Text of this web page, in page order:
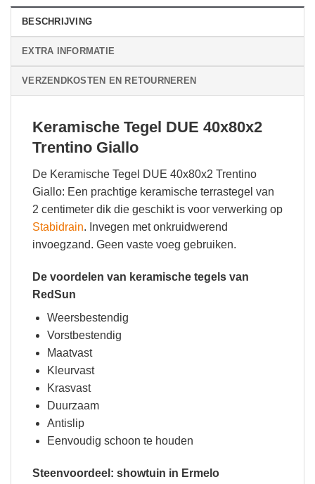
BESCHRIJVING
EXTRA INFORMATIE
VERZENDKOSTEN EN RETOURNEREN
Keramische Tegel DUE 40x80x2
Trentino Giallo
De Keramische Tegel DUE 40x80x2 Trentino
Giallo: Een prachtige keramische terrastegel van
2 centimeter dik die geschikt is voor verwerking op
Stabidrain. Invegen met onkruidwerend
invoegzand. Geen vaste voeg gebruiken.
De voordelen van keramische tegels van
RedSun
Weersbestendig
Vorstbestendig
Maatvast
Kleurvast
Krasvast
Duurzaam
Antislip
Eenvoudig schoon te houden
Steenvoordeel: showtuin in Ermelo